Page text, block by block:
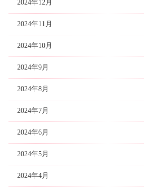
2024年12月
2024年11月
2024年10月
2024年9月
2024年8月
2024年7月
2024年6月
2024年5月
2024年4月